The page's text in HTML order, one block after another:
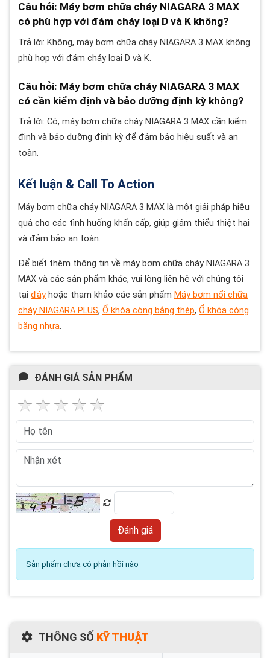
Câu hỏi: Máy bơm chữa cháy NIAGARA 3 MAX
có phù hợp với đám cháy loại D và K không?
Trả lời: Không, máy bơm chữa cháy NIAGARA 3 MAX không
phù hợp với đám cháy loại D và K.
Câu hỏi: Máy bơm chữa cháy NIAGARA 3 MAX
có cần kiểm định và bảo dưỡng định kỳ không?
Trả lời: Có, máy bơm chữa cháy NIAGARA 3 MAX cần kiểm
định và bảo dưỡng định kỳ để đảm bảo hiệu suất và an
toàn.
Kết luận & Call To Action
Máy bơm chữa cháy NIAGARA 3 MAX là một giải pháp hiệu
quả cho các tình huống khẩn cấp, giúp giảm thiểu thiệt hại
và đảm bảo an toàn.
Để biết thêm thông tin về máy bơm chữa cháy NIAGARA 3
MAX và các sản phẩm khác, vui lòng liên hệ với chúng tôi
tại đây hoặc tham khảo các sản phẩm Máy bơm nổi chữa
cháy NIAGARA PLUS, Ổ khóa còng bằng thép, Ổ khóa còng
bằng nhựa.
ĐÁNH GIÁ SẢN PHẨM
Sản phẩm chưa có phản hồi nào
THÔNG SỐ KỸ THUẬT